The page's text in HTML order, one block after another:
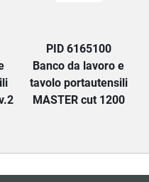
PID 6165100
Banco da lavoro e
tavolo portautensili
MASTER cut 1200